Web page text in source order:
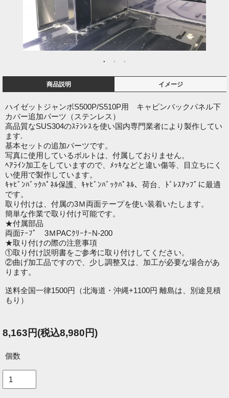
商品説明 イメージ
ハイゼットジャンボS500P/S510P用 キャビンバックパネル下
カバー追加パーツ（ステンレス）
高品質なSUS304のｽﾃﾝﾚｽを使い国内専門業者により製作してい
ます.
基本セットの追加パーツです。
写真に使用しているボルトは、付属しておりません。
ﾍｱﾗｲﾝ加工をしていますので、ﾒｯｷなどと違い傷等、目立ちにく
い使用で製作しています。
ｷｬﾋﾞﾝﾊﾞｯｸﾊﾟﾈﾙ保護、ｷｬﾋﾞﾝﾊﾞｯｸﾊﾟﾈﾙ、荷台、ﾄﾞﾚｽｱｯﾌﾟに最適
です。
取り付けは、付属の3Ｍ両面テープを使い装着いたします。
簡単な作業で取り付け可能です。
★付属部品
両面ﾃｰﾌﾟ 3ＭPACｸﾘｰﾅｰN-200
★取り付けの際の注意事項
①取り付け説明書をご参考に取り付けしてください。
②曲げ加工品ですので、少し調整又は、加工が必要な場合があ
ります。
送料全国一律1500円（北海道・沖縄+1100円 離島は、別途見積
もり）
8,163円(税込8,980円)
個数